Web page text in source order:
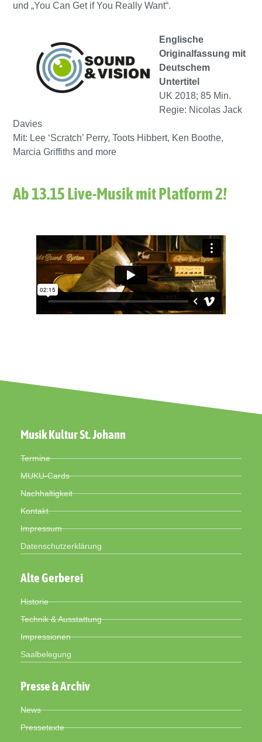
und „You Can Get if You Really Want“.
Englische
Originalfassung mit
Deutschem
Untertitel
UK 2018; 85 Min.
Regie: Nicolas Jack
Davies
Mit: Lee ‘Scratch’ Perry, Toots Hibbert, Ken Boothe,
Marcia Griffiths and more
Ab 13.15 Live-Musik mit Platform 2!
Musik Kultur St. Johann
Termine
MUKU-Cards
Nachhaltigkeit
Kontakt
Impressum
Datenschutzerklärung
Alte Gerberei
Historie
Technik & Ausstattung
Impressionen
Saalbelegung
Presse & Archiv
News
Pressetexte